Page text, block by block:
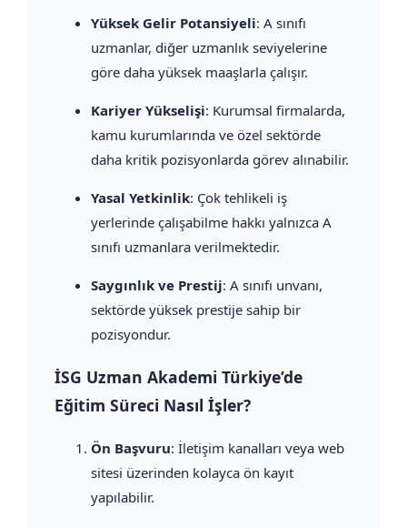
Yüksek Gelir Potansiyeli: A sınıfı
uzmanlar, diğer uzmanlık seviyelerine
göre daha yüksek maaşlarla çalışır.
Kariyer Yükselişi: Kurumsal firmalarda,
kamu kurumlarında ve özel sektörde
daha kritik pozisyonlarda görev alınabilir.
Yasal Yetkinlik: Çok tehlikeli iş
yerlerinde çalışabilme hakkı yalnızca A
sınıfı uzmanlara verilmektedir.
Saygınlık ve Prestij: A sınıfı unvanı,
sektörde yüksek prestije sahip bir
pozisyondur.
İSG Uzman Akademi Türkiye’de
Eğitim Süreci Nasıl İşler?
Ön Başvuru: İletişim kanalları veya web
sitesi üzerinden kolayca ön kayıt
yapılabilir.